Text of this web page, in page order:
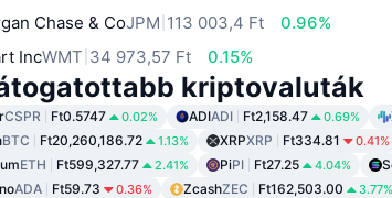
Chase & CoJPM 113 003,4 Ft
0.96%
IncWMT 34 973,57 Ft 0.15%
kriptovaluták
CSPR Ft0.5747 0.02% ADIADI Ft2,158.47 0.69%
BTC Ft20,260,186.72 1.13% XRPXRP Ft334.81 0.41%
ETH Ft599,327.77 2.41% PiPI Ft27.25 4.04%
ADA Ft59.73 0.36% ZcashZEC Ft162,503.00 3.77%